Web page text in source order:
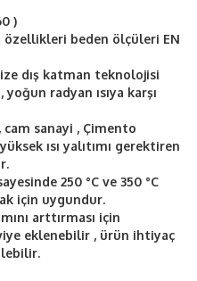
)
özellikleri beden ölçüleri EN
dış katman teknolojisi
radyan ısıya karşı
cam sanayi , Çimento
ısı yalıtımı gerektiren
250 °C ve 350 °C
için uygundur.
arttırması için
eklenebilir , ürün ihtiyaç